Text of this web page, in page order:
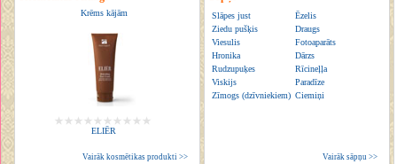
Krēms kājām
ELIĒR
Vairāk kosmētikas produkti >>
Slāpes just
Ēzelis
Ziedu pušķis
Draugs
Viesulis
Fotoaparāts
Hronika
Dārzs
Rudzupuķes
Rīcineļļa
Viskijs
Paradīze
Zīmogs (dzīvniekiem) Ciemiņi
Vairāk sāpņu >>